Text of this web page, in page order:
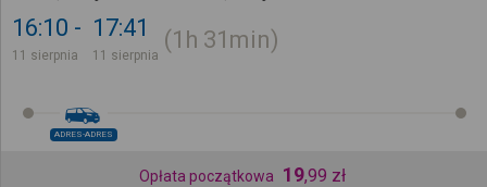
16:10
11 sierpnia
17:41
11 sierpnia
1h 31min
ADRES-ADRES
Opłata początkowa 19,99 zł